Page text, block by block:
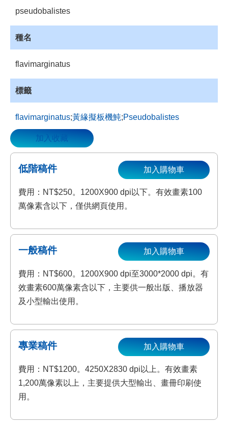
入
pseudobalistes
種名
flavimarginatus
標籤
flavimarginatus;黃緣擬板機魨;Pseudobalistes
加入收藏
低階稿件
費用：NT$250。1200X900 dpi以下。有效畫素100
萬像素含以下，僅供網頁使用。
加入購物車
一般稿件
費用：NT$600。1200X900 dpi至3000*2000 dpi。有
效畫素600萬像素含以下，主要供一般出版、播放器
及小型輸出使用。
加入購物車
專業稿件
費用：NT$1200。4250X2830 dpi以上。有效畫素
1,200萬像素以上，主要提供大型輸出、畫冊印刷使
用。
加入購物車